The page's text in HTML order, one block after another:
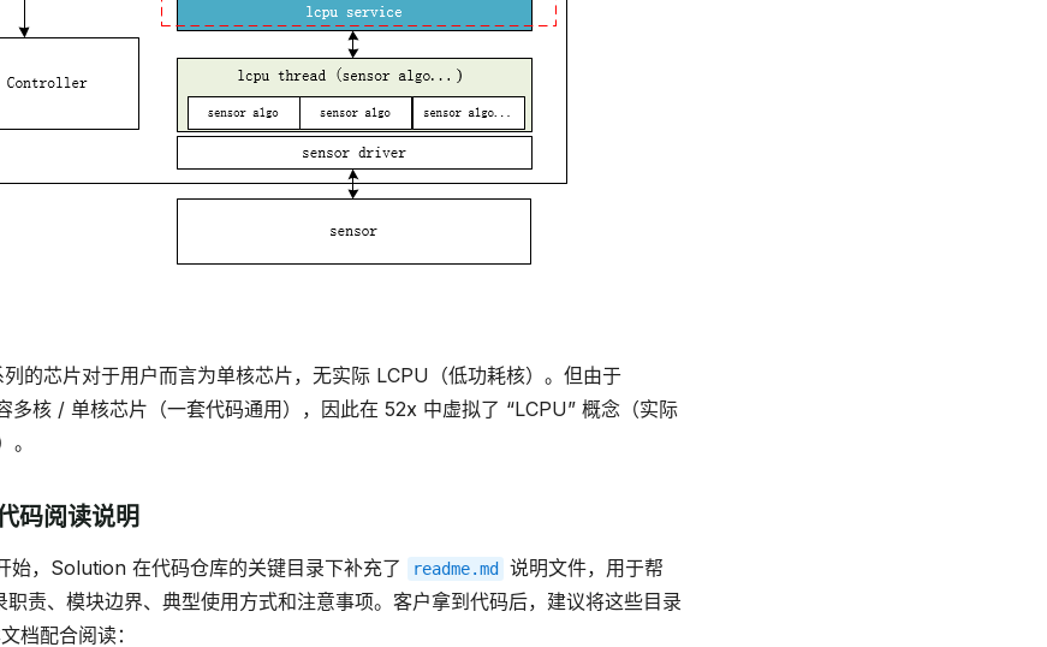
列的芯片对于用户而言为单核芯片，无实际 LCPU（低功耗核）。但由于
多核 / 单核芯片（一套代码通用），因此在 52x 中虚拟了 “LCPU” 概念（实际
码阅读说明
始，Solution 在代码仓库的关键目录下补充了 readme.md
说明文件，用于帮
职责、模块边界、典型使用方式和注意事项。客户拿到代码后，建议将这些目录
档配合阅读：